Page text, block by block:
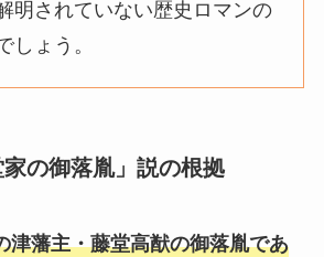
明されていない歴史ロマンの
しょう。
家の御落胤」説の根拠
津藩主・藤堂高猷の御落胤であ